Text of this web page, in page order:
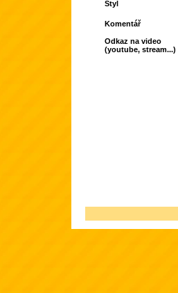
Styl
Komentář
Odkaz na video
(youtube, stream...)